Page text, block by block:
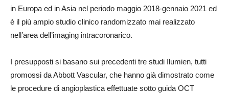
in Europa ed in Asia nel periodo maggio 2018-gennaio 2021 ed
è il più ampio studio clinico randomizzato mai realizzato
nell’area dell’imaging intracoronarico.
I presupposti si basano sui precedenti tre studi Ilumien, tutti
promossi da Abbott Vascular, che hanno già dimostrato come
le procedure di angioplastica effettuate sotto guida OCT